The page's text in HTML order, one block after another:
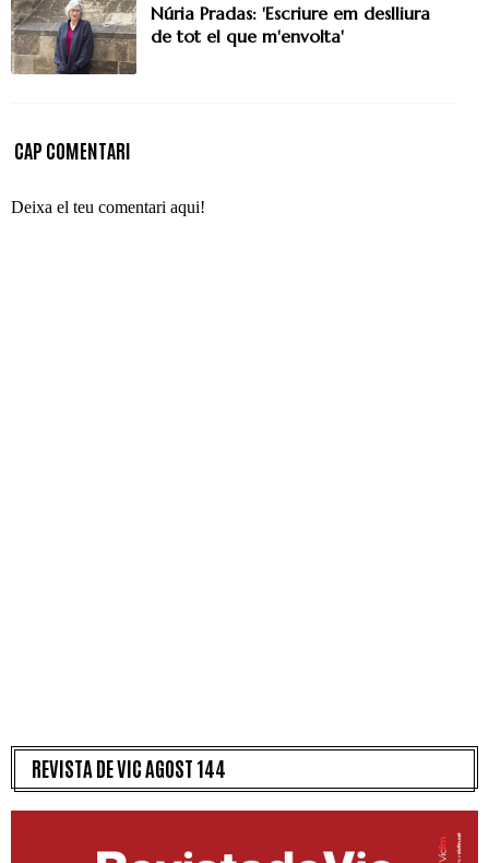
Núria Pradas: 'Escriure em deslliura
de tot el que m'envolta'
CAP COMENTARI
Deixa el teu comentari aqui!
REVISTA DE VIC AGOST 144